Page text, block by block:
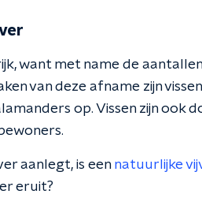
want met name de
van deze afname zijn
op. Vissen zijn ook
aanlegt, is een natuurlijke
eruit?